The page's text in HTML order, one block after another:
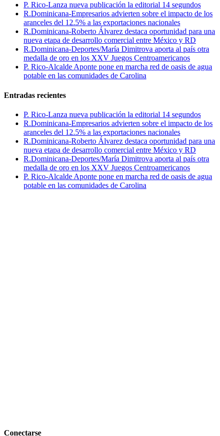
P. Rico-Lanza nueva publicación la editorial 14 segundos
R.Dominicana-Empresarios advierten sobre el impacto de los
aranceles del 12.5% a las exportaciones nacionales
R.Dominicana-Roberto Álvarez destaca oportunidad para una
nueva etapa de desarrollo comercial entre México y RD
R.Dominicana-Deportes/María Dimitrova aporta al país otra
medalla de oro en los XXV Juegos Centroamericanos
P. Rico-Alcalde Aponte pone en marcha red de oasis de agua
potable en las comunidades de Carolina
Entradas recientes
P. Rico-Lanza nueva publicación la editorial 14 segundos
R.Dominicana-Empresarios advierten sobre el impacto de los
aranceles del 12.5% a las exportaciones nacionales
R.Dominicana-Roberto Álvarez destaca oportunidad para una
nueva etapa de desarrollo comercial entre México y RD
R.Dominicana-Deportes/María Dimitrova aporta al país otra
medalla de oro en los XXV Juegos Centroamericanos
P. Rico-Alcalde Aponte pone en marcha red de oasis de agua
potable en las comunidades de Carolina
Conectarse